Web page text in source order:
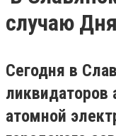
случаю
Сегодня в
ликвидаторов
атомной